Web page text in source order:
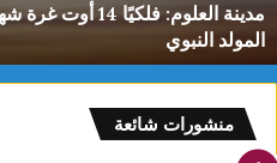
الأول
و25
أوت
ذكرى
المولد
النبوي
المولد النبوي
منشورات شائعة